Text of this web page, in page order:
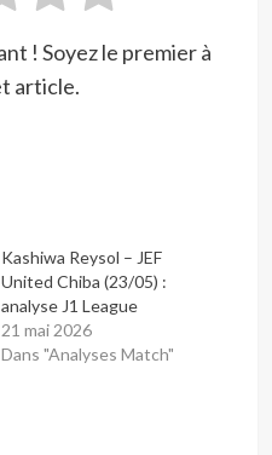
! Soyez le premier à
article.
Kashiwa Reysol – JEF
United Chiba (23/05) :
analyse J1 League
21 mai 2026
Dans "Analyses Match"